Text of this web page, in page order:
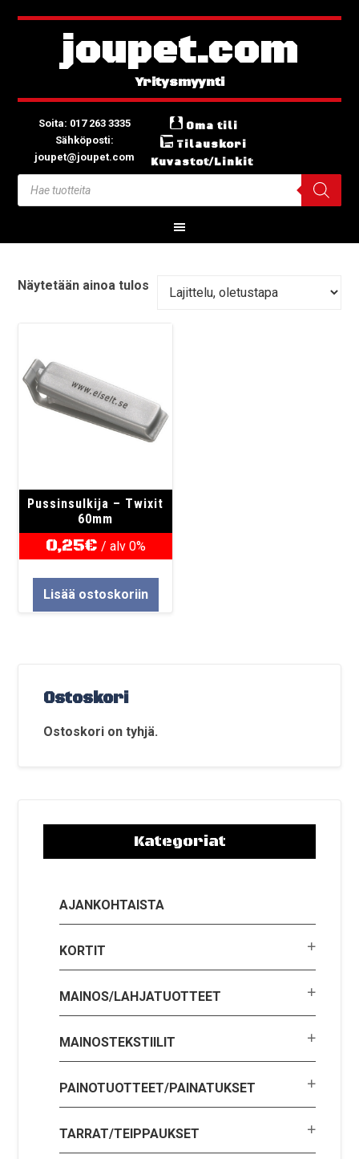
joupet.com
Soita: 017 263 3335
Sähköposti:
joupet@joupet.com
Oma tili
Tilauskori
Kuvastot/Linkit
Näytetään ainoa tulos
Pussinsulkija – Twixit
60mm
0,25€ / alv 0%
Lisää ostoskoriin
Ostoskori
Ostoskori on tyhjä.
Kategoriat
AJANKOHTAISTA
KORTIT
MAINOS/LAHJATUOTTEET
MAINOSTEKSTIILIT
PAINOTUOTTEET/PAINATUKSET
TARRAT/TEIPPAUKSET